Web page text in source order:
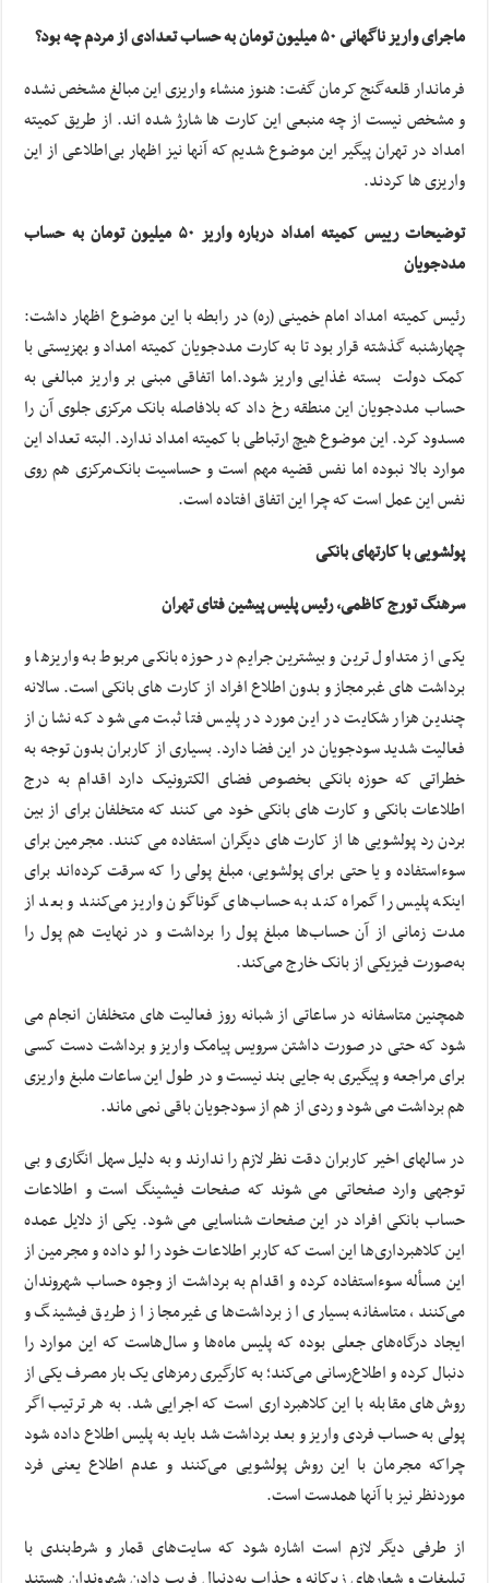
ماجرای واریز ناگهانی ۵۰ میلیون تومان به حساب تعدادی از مردم چه بود؟
فرماندار قلعه‌گنج کرمان گفت: هنوز منشاء واریزی این مبالغ مشخص نشده
و مشخص نیست از چه منبعی این کارت ها شارژ شده اند. از طریق کمیته
امداد در تهران پیگیر این موضوع شدیم که آنها نیز اظهار بی‌اطلاعی از این
واریزی ها کردند.
توضیحات رییس کمیته امداد درباره واریز ۵۰ میلیون تومان به حساب
مددجویان
رئیس کمیته امداد امام‌ خمینی (ره) در رابطه با این موضوع اظهار داشت:
چهارشنبه گذشته قرار بود تا به کارت مددجویان کمیته امداد و بهزیستی با
کمک‌ دولت بسته غذایی واریز شود.اما اتفاقی مبنی بر واریز مبالغی به
حساب مددجویان این منطقه رخ داد که بلافاصله بانک مرکزی جلوی آن را
مسدود کرد. این موضوع هیچ ارتباطی با کمیته امداد ندارد. البته تعداد این
موارد بالا نبوده اما نفس قضیه مهم است و حساسیت بانک‌مرکزی هم روی
نفس این عمل است که چرا این اتفاق افتاده است.
پولشویی با کارتهای بانکی
سرهنگ تورج کاظمی، رئیس پلیس پیشین فتای تهران
یکی از متداول ترین و بیشترین جرایم در حوزه بانکی مربوط به واریزها و
برداشت های غبرمجاز و بدون اطلاع افراد از کارت های بانکی است. سالانه
چندین هزار شکایت در این مورد در پلیس فتا ثبت می شود که نشان از
فعالیت شدید سودجویان در این فضا دارد. بسیاری از کاربران بدون توجه به
خطراتی که حوزه بانکی بخصوص فضای الکترونیک دارد اقدام به درج
اطلاعات بانکی و کارت های بانکی خود می کنند که متخلفان برای از بین
بردن رد پولشویی ها از کارت های دیگران استفاده می کنند. مجرمین برای
سوءاستفاده و یا حتی برای پولشویی، مبلغ پولی را که سرقت کرده‌اند برای
اینکه پلیس را گمراه کند به حساب‌های گوناگون واریز می‌کنند و بعد از
مدت زمانی از آن حساب‌ها مبلغ پول را برداشت و در نهایت هم پول را
به‌صورت فیزیکی از بانک خارج می‌کند.
همچنین متاسفانه در ساعاتی از شبانه روز فعالیت های متخلفان انجام می
شود که حتی در صورت داشتن سرویس پیامک واریز و برداشت دست کسی
برای مراجعه و پیگیری به جایی بند نیست و در طول این ساعات ملبغ واریزی
هم برداشت می شود و ردی از هم از سودجویان باقی نمی ماند.
در سالهای اخیر کاربران دقت نظر لازم را ندارند و به دلیل سهل انگاری و بی
توجهی وارد صفحاتی می شوند که صفحات فیشینگ است و اطلاعات
حساب بانکی افراد در این صفحات شناسایی می شود. یکی از دلایل عمده
این کلاهبرداری‌ها این است که کاربر اطلاعات خود را لو داده و مجرمین از
این مسأله سوء‌استفاده کرده و اقدام به برداشت از وجوه حساب شهروندان
می‌کنند، متاسفانه بسیاری از برداشت‌های غیرمجاز از طریق فیشینگ و
ایجاد درگاه‌های جعلی بوده که پلیس ماه‌ها و سال‌هاست که این موارد را
دنبال کرده و اطلاع‌رسانی می‌کند؛‌ به کارگیری رمزهای یک بار مصرف یکی از
روش‌های مقابله با این کلاهبرداری است که اجرایی شد. به هر ترتیب اگر
پولی به حساب فردی واریز و بعد برداشت شد باید به پلیس اطلاع داده شود
چراکه مجرمان با این روش پولشویی می‌کنند و عدم اطلاع یعنی فرد
موردنظر نیز با آنها همدست است.
از طرفی دیگر لازم است اشاره شود که سایت‌های قمار و شرط‌بندی با